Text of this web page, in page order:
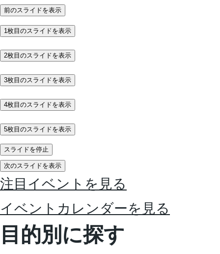
前のスライドを表示
1枚目のスライドを表示
2枚目のスライドを表示
3枚目のスライドを表示
4枚目のスライドを表示
5枚目のスライドを表示
スライドを停止
次のスライドを表示
注目イベントを見る
イベントカレンダーを見る
目的別に探す